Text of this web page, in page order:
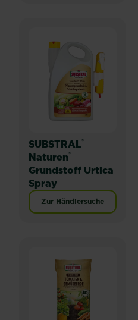
SUBSTRAL®
Naturen®
Grundstoff Urtica
Spray
Zur Händlersuche